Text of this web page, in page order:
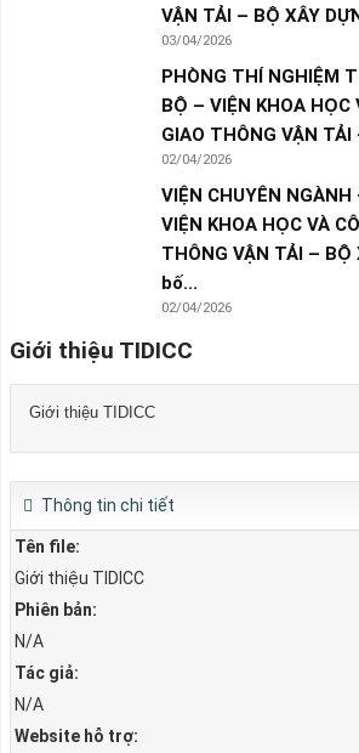
VẬN TẢI – BỘ XÂY
03/04/2026
PHÒNG THÍ NGHIỆM
BỘ – VIỆN KHOA HỌC
GIAO THÔNG VẬN TẢI
02/04/2026
VIỆN CHUYÊN
VIỆN KHOA HỌC VÀ
THÔNG VẬN TẢI – BỘ
bố...
02/04/2026
Giới thiệu TIDICC
Giới thiệu TIDICC
Thông tin chi tiết
Tên file:
Giới thiệu TIDICC
Phiên bản:
N/A
Tác giả:
N/A
Website hỗ trợ: